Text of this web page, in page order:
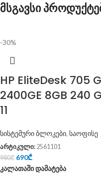
მსგავსი
-30%
HP EliteDesk 705
2400GE 8GB 240
11
სისტემური ბლოკები, საოფისე
არტიკული: 2561101
980₾ 690₾
კალათაში დამატება